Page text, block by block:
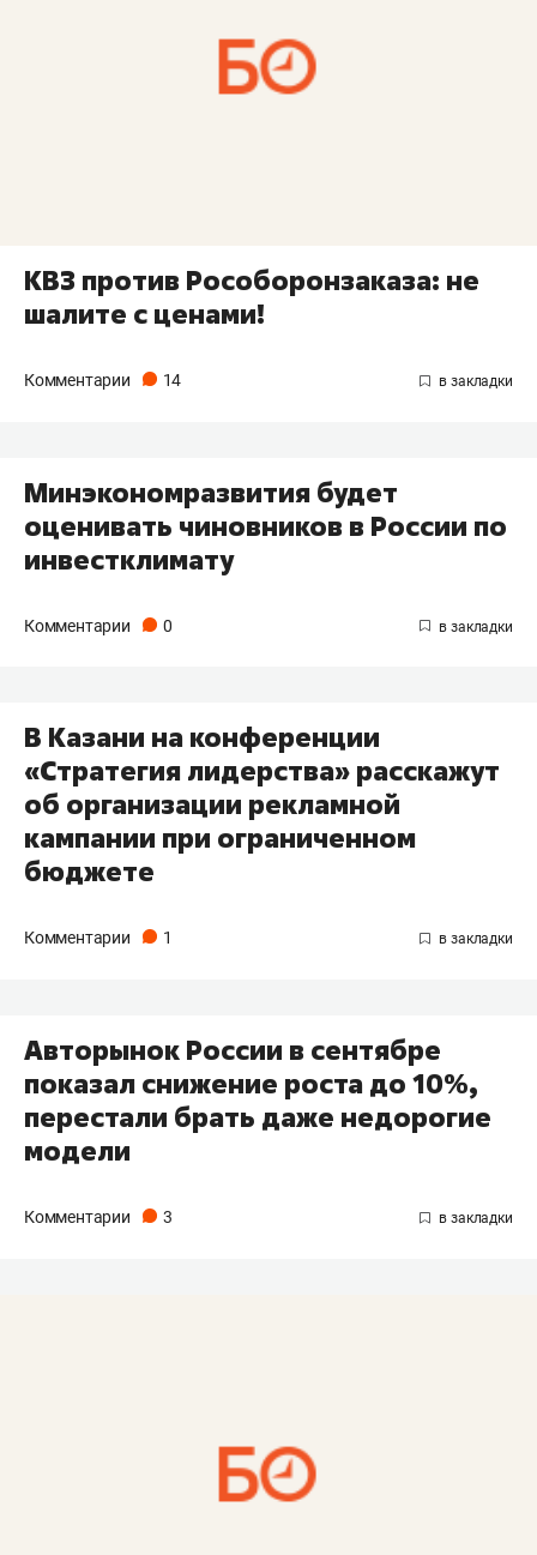
КВЗ против Рособоронзаказа: не
шалите с ценами!
Комментарии 14
Минэкономразвития будет
оценивать чиновников в России по
инвестклимату
Комментарии 0
В Казани на конференции
«Стратегия лидерства» расскажут
об организации рекламной
кампании при ограниченном
бюджете
Комментарии 1
Авторынок России в сентябре
показал снижение роста до 10%,
перестали брать даже недорогие
модели
Комментарии 3